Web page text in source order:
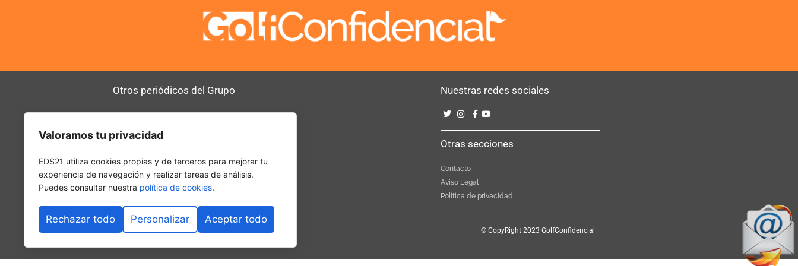
Otros periódicos del Grupo
SerComercial
Nuestras redes sociales
Otras secciones
Contacto
Aviso Legal
Politica de privacidad
© CopyRight 2023 GolfConfidencial
Valoramos tu privacidad
EDS21 utiliza cookies propias y de terceros para mejorar tu
experiencia de navegación y realizar tareas de análisis.
Puedes consultar nuestra política de cookies.
Rechazar todo Personalizar Aceptar todo